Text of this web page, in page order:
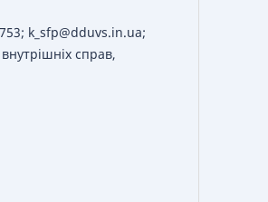
k_sfp@dduvs.in.ua;
справ,